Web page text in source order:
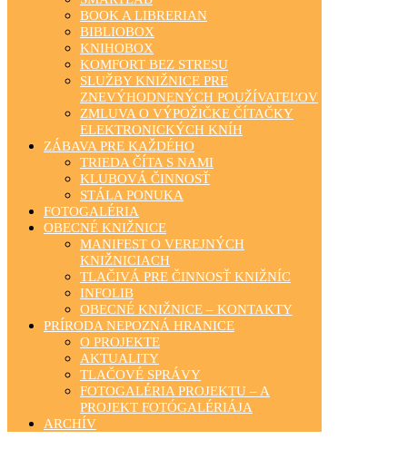
BOOK A LIBRERIAN
BIBLIOBOX
KNIHOBOX
KOMFORT BEZ STRESU
SLUŽBY KNIŽNICE PRE
ZNEVÝHODNENÝCH POUŽÍVATEĽOV
ZMLUVA O VÝPOŽIČKE ČÍTAČKY
ELEKTRONICKÝCH KNÍH
ZÁBAVA PRE KAŽDÉHO
TRIEDA ČÍTA S NAMI
KLUBOVÁ ČINNOSŤ
STÁLA PONUKA
FOTOGALÉRIA
OBECNÉ KNIŽNICE
MANIFEST O VEREJNÝCH
KNIŽNICIACH
TLAČIVÁ PRE ČINNOSŤ KNIŽNÍC
INFOLIB
OBECNÉ KNIŽNICE – KONTAKTY
PRÍRODA NEPOZNÁ HRANICE
O PROJEKTE
AKTUALITY
TLAČOVÉ SPRÁVY
FOTOGALÉRIA PROJEKTU – A
PROJEKT FOTÓGALÉRIÁJA
ARCHÍV